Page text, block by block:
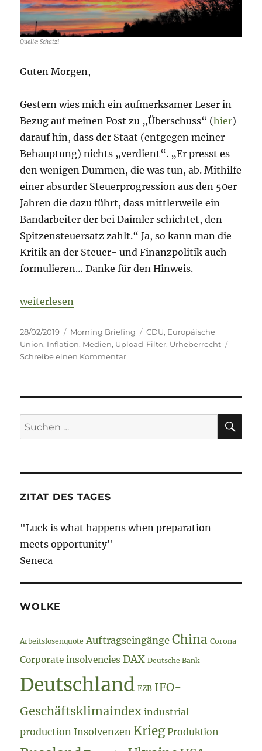
Quelle: Schatzi
Guten Morgen,
Gestern wies mich ein aufmerksamer Leser in
Bezug auf meinen Post zu „Überschuss“ (hier)
darauf hin, dass der Staat (entgegen meiner
Behauptung) nichts „verdient“. „Er presst es
den wenigen Dummen, die was tun, ab. Mithilfe
einer absurder Steuerprogression aus den 50er
Jahren die dazu führt, dass mittlerweile ein
Bandarbeiter der bei Daimler schichtet, den
Spitzensteuersatz zahlt.“ Ja, so kann man die
Kritik an der Steuer- und Finanzpolitik auch
formulieren… Danke für den Hinweis.
„Morning Briefing – 28. Februar 2019 – Inflation
weiterlesen
Veröffentlicht
am
28/02/2019 Kategorien
Morning Briefing Schlagwörter
CDU, Europäische
Union, Inflation, Medien, Upload-Filter, Urheberrecht
Schreibe einen Kommentarzu
Februar
–
Upload-
Suche
nach:
ZITAT DES TAGES
"Luck is what happens when preparation
meets opportunity"
Seneca
WOLKE
Arbeitslosenquote Auftragseingänge China Corona
Corporate insolvencies DAX Deutsche Bank
Deutschland EZB IFO-
Geschäftsklimaindex industrial
production Insolvenzen Krieg Produktion